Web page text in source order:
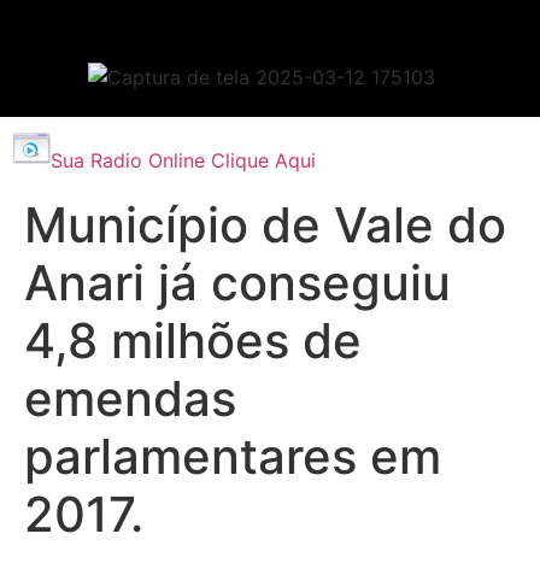
Sua Radio Online Clique Aqui
Município de Vale do
Anari já conseguiu
4,8 milhões de
emendas
parlamentares em
2017.